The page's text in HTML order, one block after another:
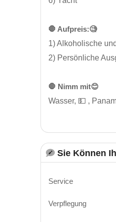
🛑 Aufpreis:🧐
1) Alkoholische
2) Persönliche
🛑 Nimm mit😊
Wasser, 💵 ,
Sie Können
Service
Verpflegung